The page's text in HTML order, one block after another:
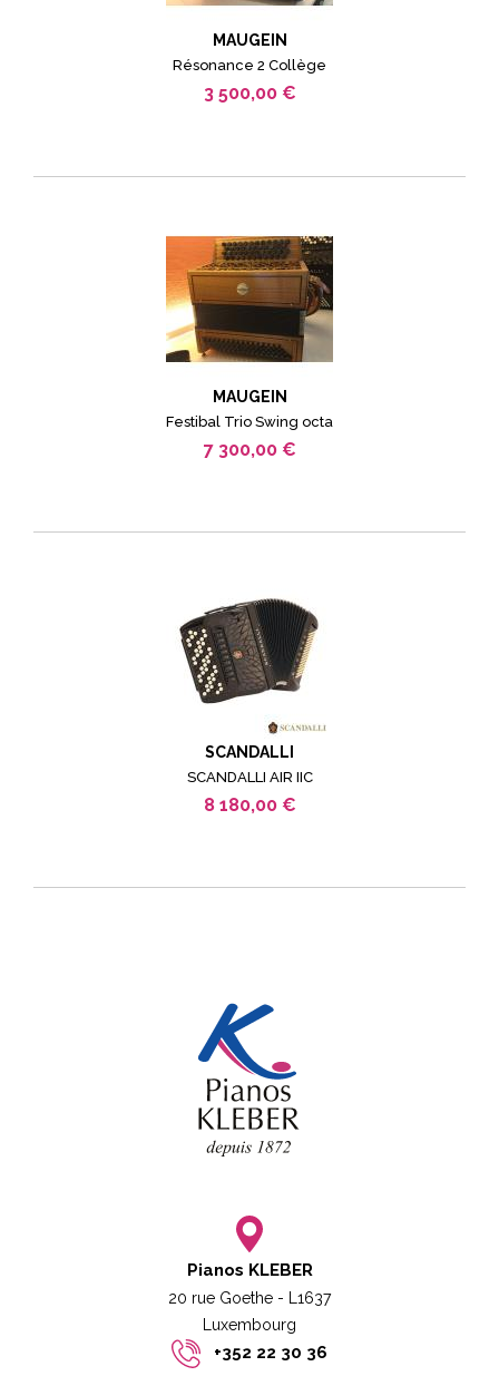
MAUGEIN
Résonance 2 Collège
3 500,00 €
MAUGEIN
Festibal Trio Swing octa
7 300,00 €
SCANDALLI
SCANDALLI AIR IIC
8 180,00 €
Pianos KLEBER
20 rue Goethe - L1637
Luxembourg​​
+352 22 30 36